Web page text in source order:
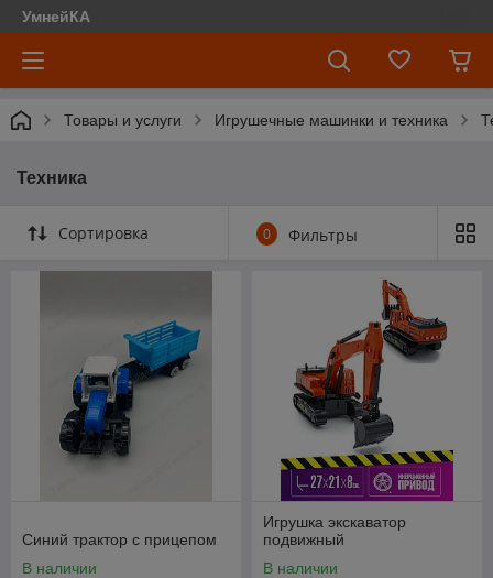
УмнейКА
Товары и услуги Игрушечные машинки и техника
Техника
Сортировка 0 Фильтры
Синий трактор с прицепом
В наличии
Игрушка экскаватор
подвижный
В наличии